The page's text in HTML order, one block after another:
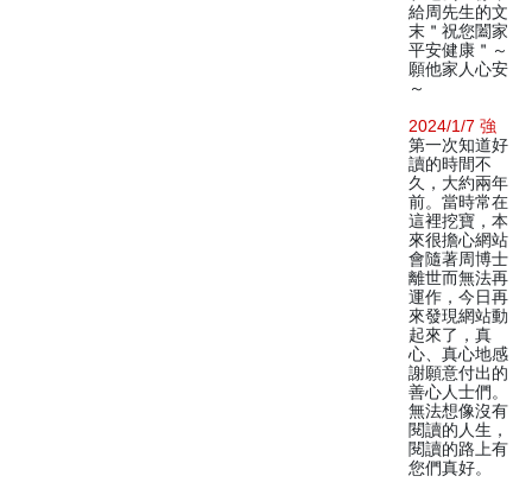
給周先生的文
末＂祝您闔家
平安健康＂～
願他家人心安
～
2024/1/7 強
第一次知道好
讀的時間不
久，大約兩年
前。當時常在
這裡挖寶，本
來很擔心網站
會隨著周博士
離世而無法再
運作，今日再
來發現網站動
起來了，真
心、真心地感
謝願意付出的
善心人士們。
無法想像沒有
閱讀的人生，
閱讀的路上有
您們真好。